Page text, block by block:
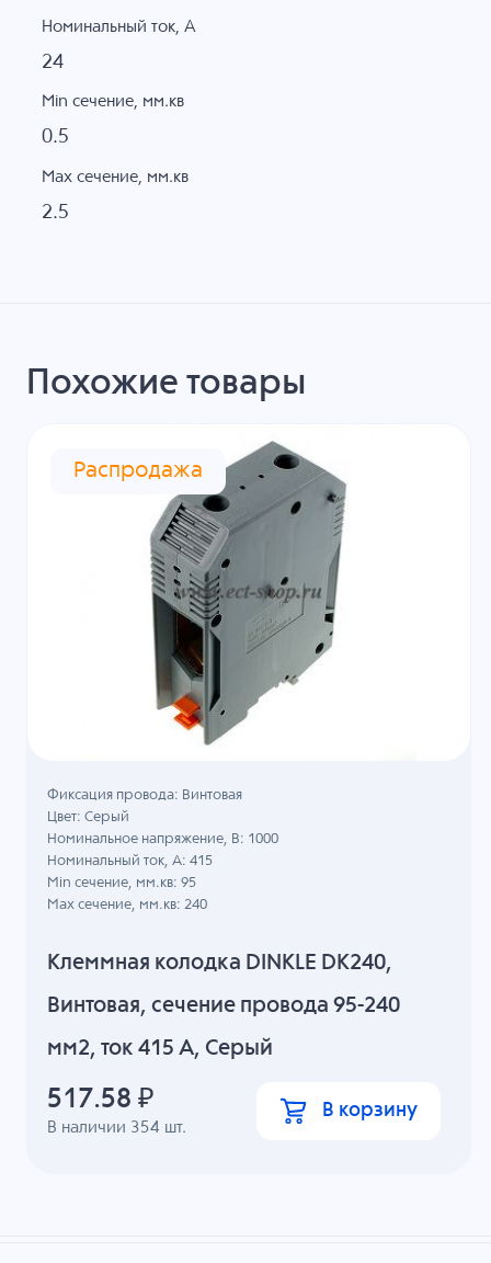
Номинальный ток, А
24
Min сечение, мм.кв
0.5
Max сечение, мм.кв
2.5
Похожие товары
Распродажа
Клеммная колодка DINKLE DK240,
Винтовая, сечение провода 95-240
мм2, ток 415 A, Серый
В наличии 354 шт.
Фиксация провода: Винтовая
Цвет: Серый
Номинальное напряжение, B: 1000
Номинальный ток, А: 415
Min сечение, мм.кв: 95
Max сечение, мм.кв: 240
517.58 ₽ В корзину